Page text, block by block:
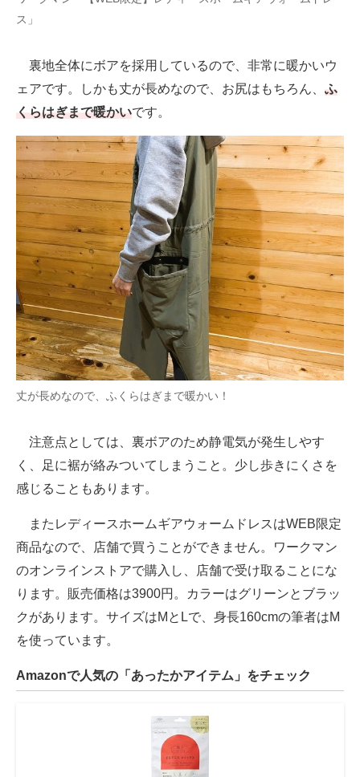
ス」
裏地全体にボアを採用しているので、非常に暖かいウ
ェアです。しかも丈が長めなので、お尻はもちろん、 ふ
くらはぎまで暖かいです。
丈が長めなので、ふくらはぎまで暖かい！
注意点としては、裏ボアのため静電気が発生しやす
く、足に裾が絡みついてしまうこと。少し歩きにくさを
感じることもあります。
またレディースホームギアウォームドレスはWEB限定
商品なので、店舗で買うことができません。ワークマン
のオンラインストアで購入し、店舗で受け取ることにな
ります。販売価格は3900円。カラーはグリーンとブラッ
クがあります。サイズはMとLで、身長160cmの筆者はM
を使っています。
Amazonで人気の「あったかアイテム」をチェック